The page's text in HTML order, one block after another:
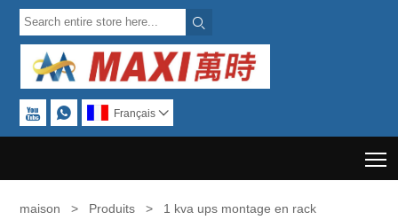

  Français 
maison > Produits > 1 kva ups montage en rack